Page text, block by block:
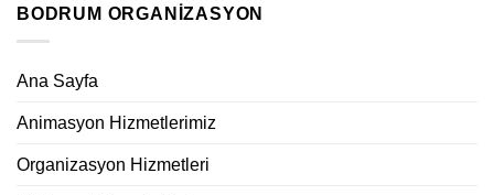
BODRUM ORGANIZASYON
Ana Sayfa
Animasyon Hizmetlerimiz
Organizasyon Hizmetleri